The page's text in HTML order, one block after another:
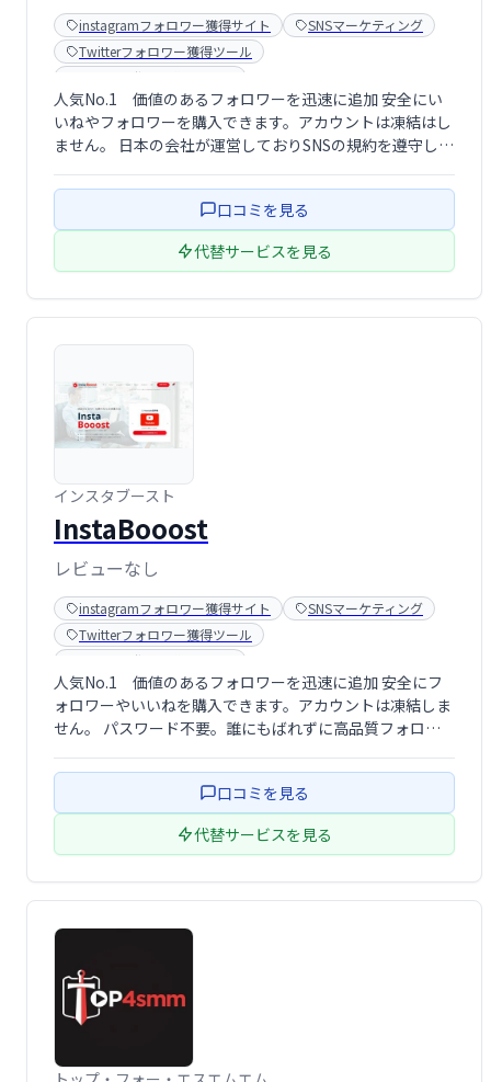
instagramフォロワー獲得サイト
SNSマーケティング
Twitterフォロワー獲得ツール
Youtube登録者購入サイト
人気No.1 価値のあるフォロワーを迅速に追加 安全にい
いねやフォロワーを購入できます。アカウントは凍結はし
ません。 日本の会社が運営しておりSNSの規約を遵守した
きます。パスワードも不要です。
口コミを見る
代替サービスを見る
インスタブースト
InstaBooost
レビューなし
instagramフォロワー獲得サイト
SNSマーケティング
Twitterフォロワー獲得ツール
Youtube登録者購入サイト
人気No.1 価値のあるフォロワーを迅速に追加 安全にフ
ォロワーやいいねを購入できます。アカウントは凍結しま
せん。 パスワード不要。誰にもばれずに高品質フォロワ
います。
口コミを見る
代替サービスを見る